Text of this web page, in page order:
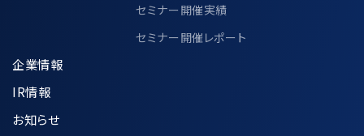
policy/joint-use/
セミナー開催実績
セミナー開催レポート
企業情報
IR情報
お知らせ